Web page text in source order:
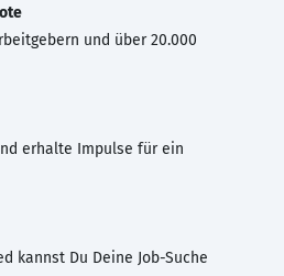
und über 20.000
erhalte Impulse für ein
kannst Du Deine Job-Suche